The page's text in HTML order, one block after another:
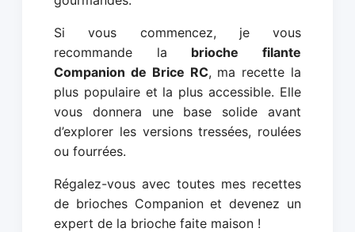
Si vous commencez, je vous
recommande la brioche filante
Companion de Brice RC, ma recette la
plus populaire et la plus accessible. Elle
vous donnera une base solide avant
d’explorer les versions tressées, roulées
ou fourrées.
Régalez-vous avec toutes mes recettes
de brioches Companion et devenez un
expert de la brioche faite maison !